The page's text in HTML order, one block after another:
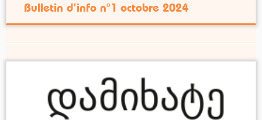
Bulletin d’info n°1 octobre 2024